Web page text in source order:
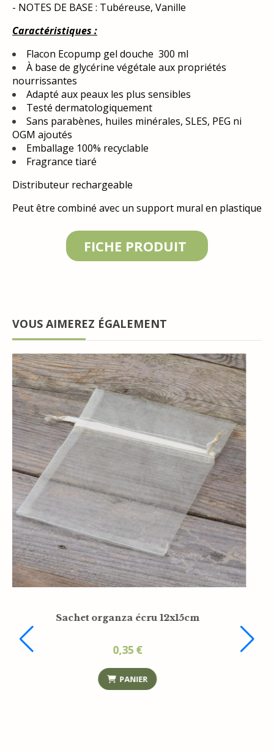
- NOTES DE BASE : Tubéreuse, Vanille
Caractéristiques :
Flacon Ecopump gel douche 300 ml
À base de glycérine végétale aux propriétés
nourrissantes
Adapté aux peaux les plus sensibles
Testé dermatologiquement
Sans parabènes, huiles minérales, SLES, PEG ni
OGM ajoutés
Emballage 100% recyclable
Fragrance tiaré
Distributeur rechargeable
Peut être combiné avec un support mural en plastique
FICHE PRODUIT
VOUS AIMEREZ ÉGALEMENT
Savon d'accueil Baïja Paris 20g